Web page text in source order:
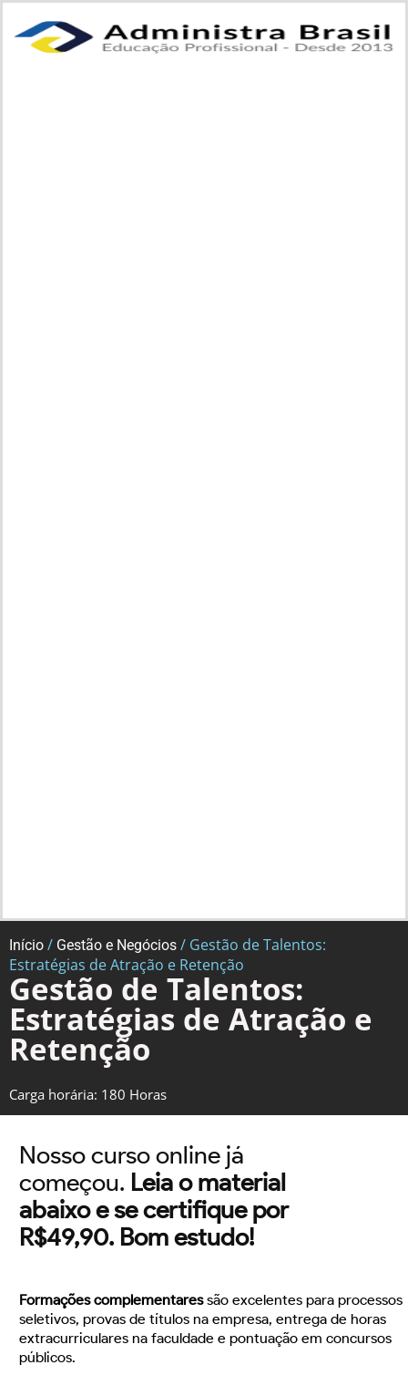
Início / Gestão e Negócios / Gestão de Talentos:
Estratégias de Atração e Retenção
Gestão de Talentos:
Estratégias de Atração e
Retenção
Carga horária: 180 Horas
Nosso curso online já
começou. Leia o material
abaixo e se certifique por
R$49,90. Bom estudo!
Formações complementaressão excelentes para processos
seletivos, provas de títulos na empresa, entrega de horas
extracurriculares na faculdade e pontuação em concursos
públicos.